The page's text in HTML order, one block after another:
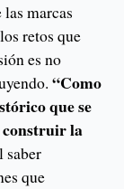
marcas
retos que
es no
“Como
que se
construir la
saber
que